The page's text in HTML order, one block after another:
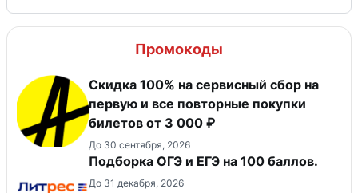
Промокоды
Скидка 100% на сервисный сбор на
первую и все повторные покупки
билетов от 3 000 ₽
До 30 сентября, 2026
Подборка ОГЭ и ЕГЭ на 100 баллов.
До 31 декабря, 2026